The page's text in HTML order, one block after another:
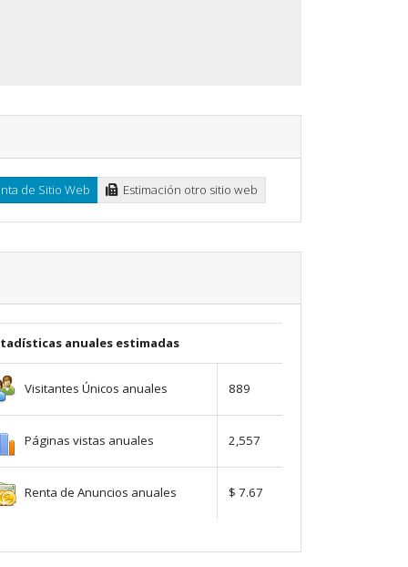
de Sitio Web Estimación otro sitio web
anuales estimadas
Visitantes Únicos anuales 889
Páginas vistas anuales 2,557
Renta de Anuncios anuales $ 7.67